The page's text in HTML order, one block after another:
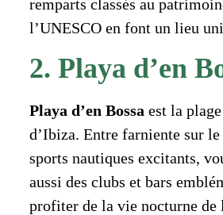
remparts classés au
l’UNESCO en font un lieu
2. Playa d’en
Playa d’en Bossa est la
d’Ibiza. Entre farniente sur le
sports nautiques excitants,
aussi des clubs et bars
profiter de la vie nocturne de